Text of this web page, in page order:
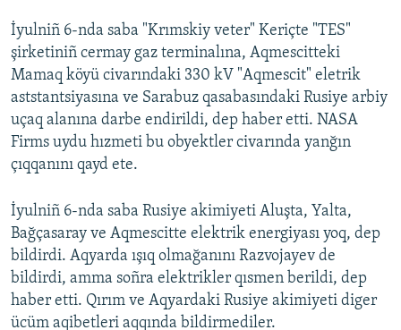
İyulniñ 6-nda saba "Krımskiy veter" Keriçte "TES"
şirketiniñ cermay gaz terminalına, Aqmescitteki
Mamaq köyü civarındaki 330 kV "Aqmescit" eletrik
aststantsiyasına ve Sarabuz qasabasındaki Rusiye arbiy
uçaq alanına darbe endirildi, dep haber etti. NASA
Firms uydu hızmeti bu obyektler civarında yanğın
çıqqanını qayd ete.
İyulniñ 6-nda saba Rusiye akimiyeti Aluşta, Yalta,
Bağçasaray ve Aqmescitte elektrik energiyası yoq, dep
bildirdi. Aqyarda ışıq olmağanını Razvojayev de
bildirdi, amma soñra elektrikler qısmen berildi, dep
haber etti. Qırım ve Aqyardaki Rusiye akimiyeti diger
ücüm aqibetleri aqqında bildirmediler.